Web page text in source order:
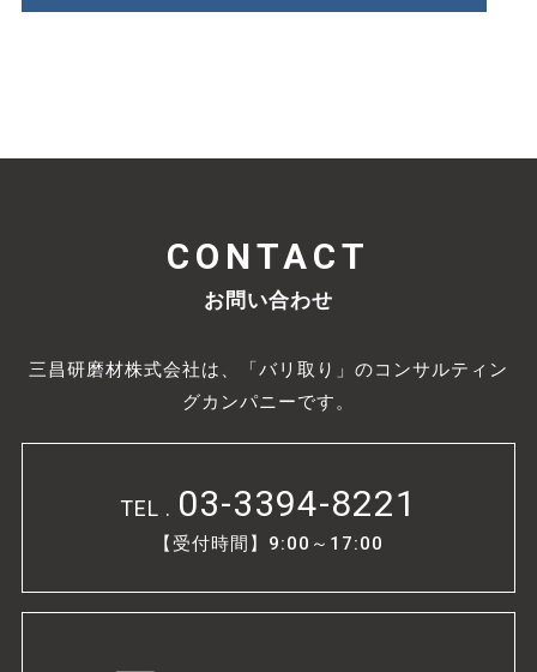
CONTACT
お問い合わせ
三昌研磨材株式会社は、「バリ取り」のコンサルティン
グカンパニーです。
TEL . 03-3394-8221
【受付時間】9:00～17:00